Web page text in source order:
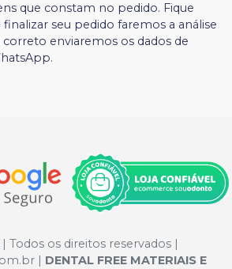
que constam no pedido. Fique
seu pedido faremos a análise
correto enviaremos os dados de
Todos os direitos reservados |
| DENTAL FREE MATERIAIS E